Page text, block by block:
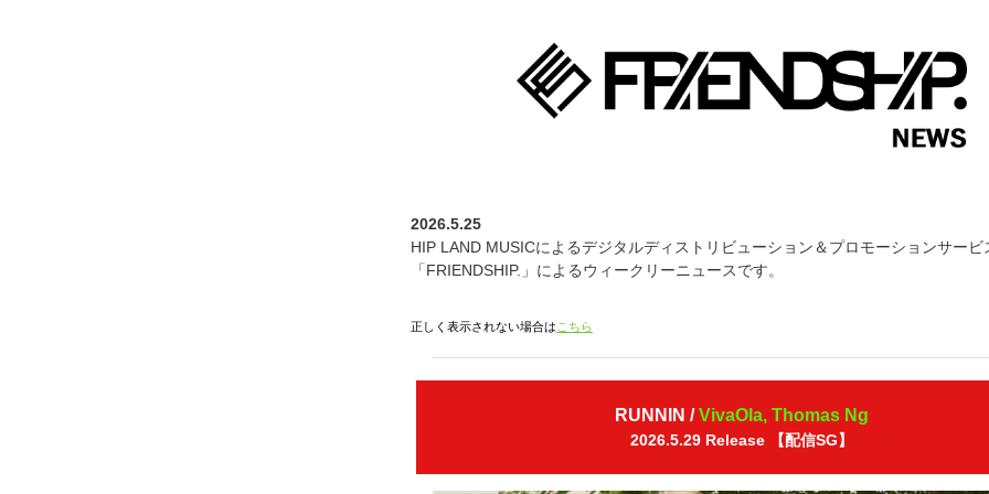
2026.5.25
HIP LAND MUSICによるデジタルディストリビューション＆プロモーションサービ
「FRIENDSHIP.」によるウィークリーニュースです。
正しく表示されない場合は こちら
RUNNIN /VivaOla, Thomas Ng
2026.5.29 Release 【配信SG】